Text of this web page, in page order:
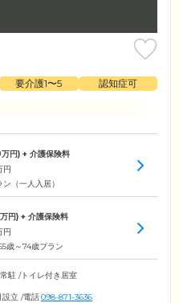
要介護1〜5
認知症可
万円) + 介護保険料
円
（一人入居）
万円) + 介護保険料
円
歳～74歳プラン
駐 /トイレ付き居室
立 /電話098-871-3636